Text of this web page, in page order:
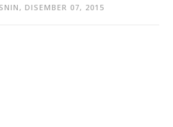
DISEMBER 07, 2015